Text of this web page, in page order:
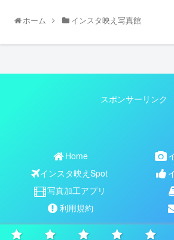
ホーム インスタ映え写真館
スポンサーリンク
Home
インスタ映えSpot
写真加工アプリ
利用規約
Copyright © 2017-2026 【公式】インス